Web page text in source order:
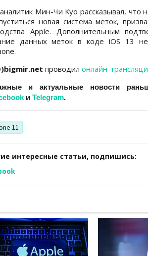
Мин-Чи Куо рассказывал, что
новая система меток,
Apple. Дополнительным
данных меток в коде iOS 13
проводил онлайн-
и актуальные новости
и Telegram.
11
интересные статьи, подпишись: